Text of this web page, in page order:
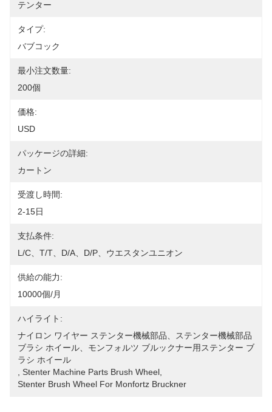
テンター
タイプ:
バブコック
最小注文数量:
200個
価格:
USD
パッケージの詳細:
カートン
受渡し時間:
2-15日
支払条件:
L/C、T/T、D/A、D/P、ウエスタンユニオン
供給の能力:
10000個/月
ハイライト:
ナイロン ワイヤー ステンター機械部品、ステンター機械部品
ブラシ ホイール、モンフォルツ ブルックナー用ステンター ブ
ラシ ホイール
Stenter Machine Parts Brush Wheel
Stenter Brush Wheel For Monfortz Bruckner